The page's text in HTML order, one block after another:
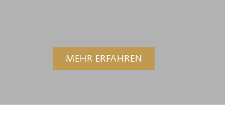
MEHR ERFAHREN